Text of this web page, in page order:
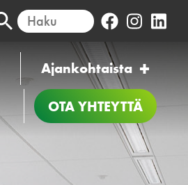
Ajankohtaista
OTA YHTEYTTÄ